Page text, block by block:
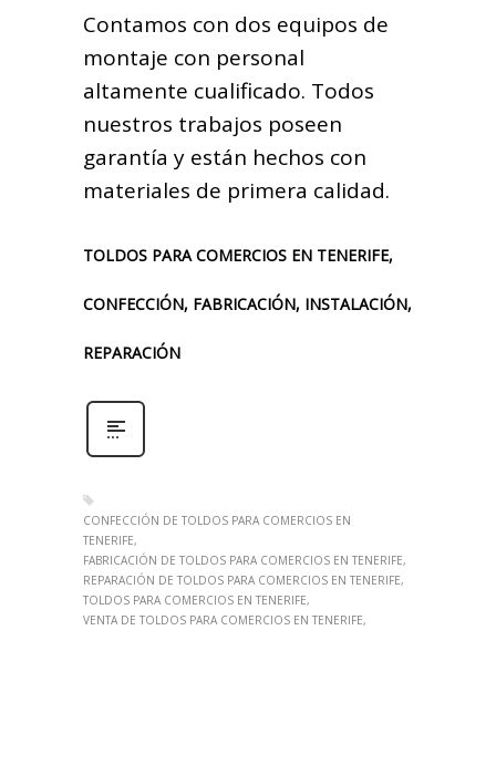
Contamos con dos equipos de
montaje con personal
altamente cualificado. Todos
nuestros trabajos poseen
garantía y están hechos con
materiales de primera calidad.
TOLDOS PARA COMERCIOS EN TENERIFE,
CONFECCIÓN, FABRICACIÓN, INSTALACIÓN,
REPARACIÓN
CONFECCIÓN DE TOLDOS PARA COMERCIOS EN
TENERIFE
FABRICACIÓN DE TOLDOS PARA COMERCIOS EN TENERIFE
REPARACIÓN DE TOLDOS PARA COMERCIOS EN TENERIFE
TOLDOS PARA COMERCIOS EN TENERIFE
VENTA DE TOLDOS PARA COMERCIOS EN TENERIFE